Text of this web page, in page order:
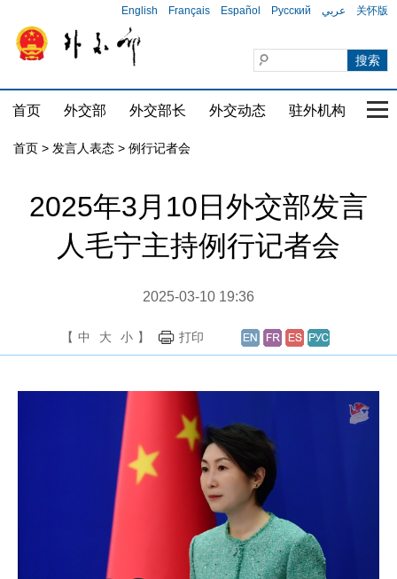
English Français Español Русский عربي 关怀版
首页 外交部 外交部长 外交动态 驻外机构 国
首页 > 发言人表态 > 例行记者会
2025年3月10日外交部发言
人毛宁主持例行记者会
2025-03-10 19:36
【 中 大 小 】 打印